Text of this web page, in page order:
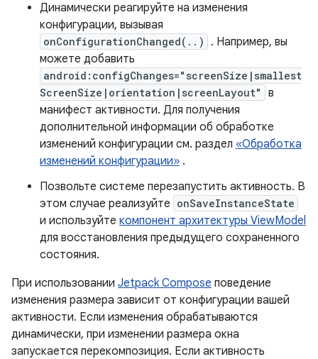
Динамически реагируйте на изменения
конфигурации, вызывая
onConfigurationChanged(..)
. Например, вы
можете добавить
android:configChanges="screenSize|smallest
ScreenSize|orientation|screenLayout"
в
манифест активности. Для получения
дополнительной информации об обработке
изменений конфигурации см. раздел «Обработка
изменений конфигурации» .
Позвольте системе перезапустить активность. В
этом случае реализуйте onSaveInstanceState
и используйте компонент архитектуры ViewModel
для восстановления предыдущего сохраненного
состояния.
При использовании Jetpack Compose поведение
изменения размера зависит от конфигурации вашей
активности. Если изменения обрабатываются
динамически, при изменении размера окна
запускается перекомпозиция. Если активность